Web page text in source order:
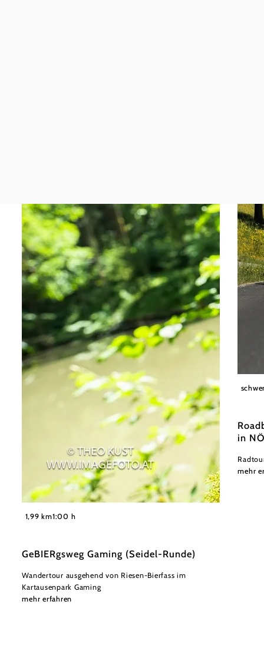
©
Theo Kust
1,99 km1:00 h
GeBIERgsweg Gaming (Seidel-Runde)
Wandertour ausgehend von Riesen-Bierfass im
Kartausenpark Gaming
mehr erfahren
in
mehr